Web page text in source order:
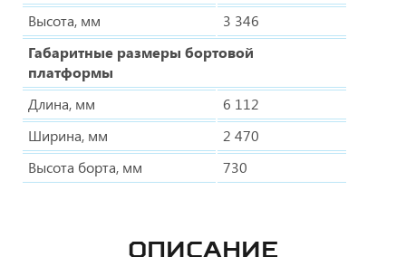
Высота, мм
3 346
Габаритные размеры бортовой
платформы
Длина, мм
6 112
Ширина, мм
2 470
Высота борта, мм
730
ОПИСАНИЕ